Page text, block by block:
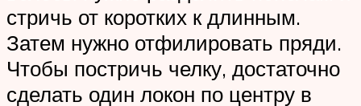
стричь от коротких к длинным.
Затем нужно отфилировать пряди.
Чтобы постричь челку, достаточно
сделать один локон по центру в